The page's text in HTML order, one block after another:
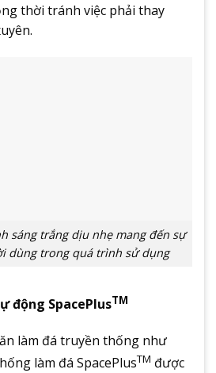
thời tránh việc phải thay
sáng trắng dịu nhẹ mang đến sự
dùng trong quá trình sử dụng
động SpacePlusTM
làm đá truyền thống như
làm đá SpacePlusTM được